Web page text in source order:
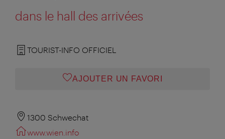
dans le hall des arrivées
TOURIST-INFO OFFICIEL
AJOUTER UN FAVORI
1300 Schwechat
www.wien.info